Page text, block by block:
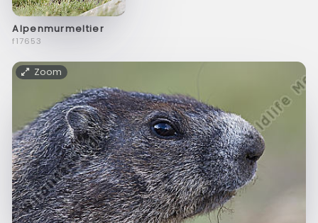
Alpenmurmeltier
f17653
Zoom